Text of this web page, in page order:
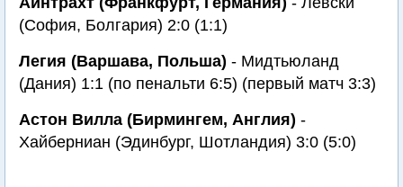
(София, Болгария) 2:0 (1:1)
Легия (Варшава, Польша) - Мидтьюланд
(Дания) 1:1 (по пенальти 6:5) (первый матч 3:3)
Астон Вилла (Бирмингем, Англия) -
Хайберниан (Эдинбург, Шотландия) 3:0 (5:0)